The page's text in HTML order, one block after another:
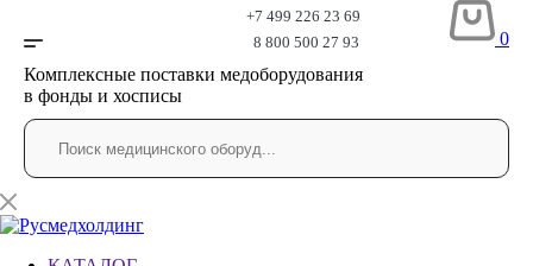
+7 499 226 23 69
8 800 500 27 93
0
Комплексные поставки медоборудования
в фонды и хосписы